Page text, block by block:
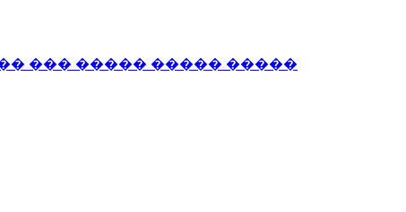
��� ����� ����� �����